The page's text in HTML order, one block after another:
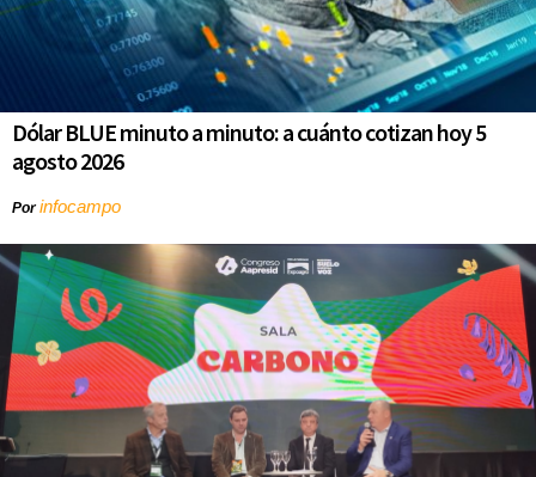
Dólar BLUE minuto a minuto: a cuánto cotizan hoy 5
agosto 2026
Porinfocampo